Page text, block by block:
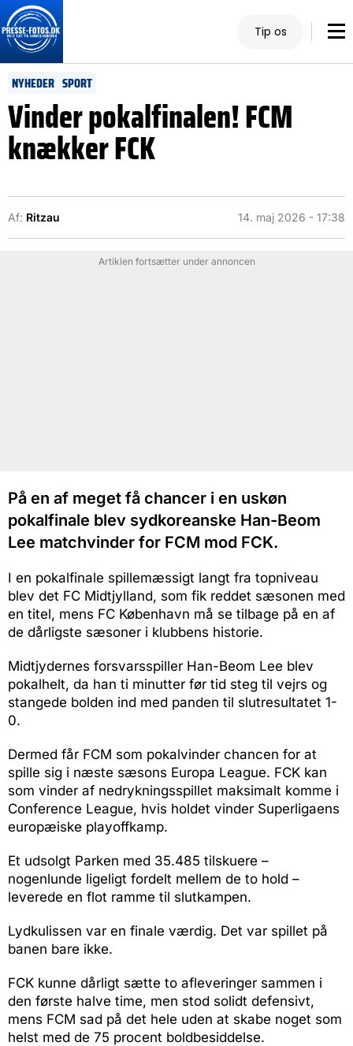
Tip os
NYHEDER SPORT
Vinder pokalfinalen! FCM
knækker FCK
Af: Ritzau 14. maj 2026 - 17:38
Artiklen fortsætter under annoncen
På en af meget få chancer i en uskøn
pokalfinale blev sydkoreanske Han-Beom
Lee matchvinder for FCM mod FCK.
I en pokalfinale spillemæssigt langt fra topniveau
blev det FC Midtjylland, som fik reddet sæsonen med
en titel, mens FC København må se tilbage på en af
de dårligste sæsoner i klubbens historie.
Midtjydernes forsvarsspiller Han-Beom Lee blev
pokalhelt, da han ti minutter før tid steg til vejrs og
stangede bolden ind med panden til slutresultatet 1-
0.
Dermed får FCM som pokalvinder chancen for at
spille sig i næste sæsons Europa League. FCK kan
som vinder af nedrykningsspillet maksimalt komme i
Conference League, hvis holdet vinder Superligaens
europæiske playoffkamp.
Et udsolgt Parken med 35.485 tilskuere –
nogenlunde ligeligt fordelt mellem de to hold –
leverede en flot ramme til slutkampen.
Lydkulissen var en finale værdig. Det var spillet på
banen bare ikke.
FCK kunne dårligt sætte to afleveringer sammen i
den første halve time, men stod solidt defensivt,
mens FCM sad på det hele uden at skabe noget som
helst med de 75 procent boldbesiddelse.